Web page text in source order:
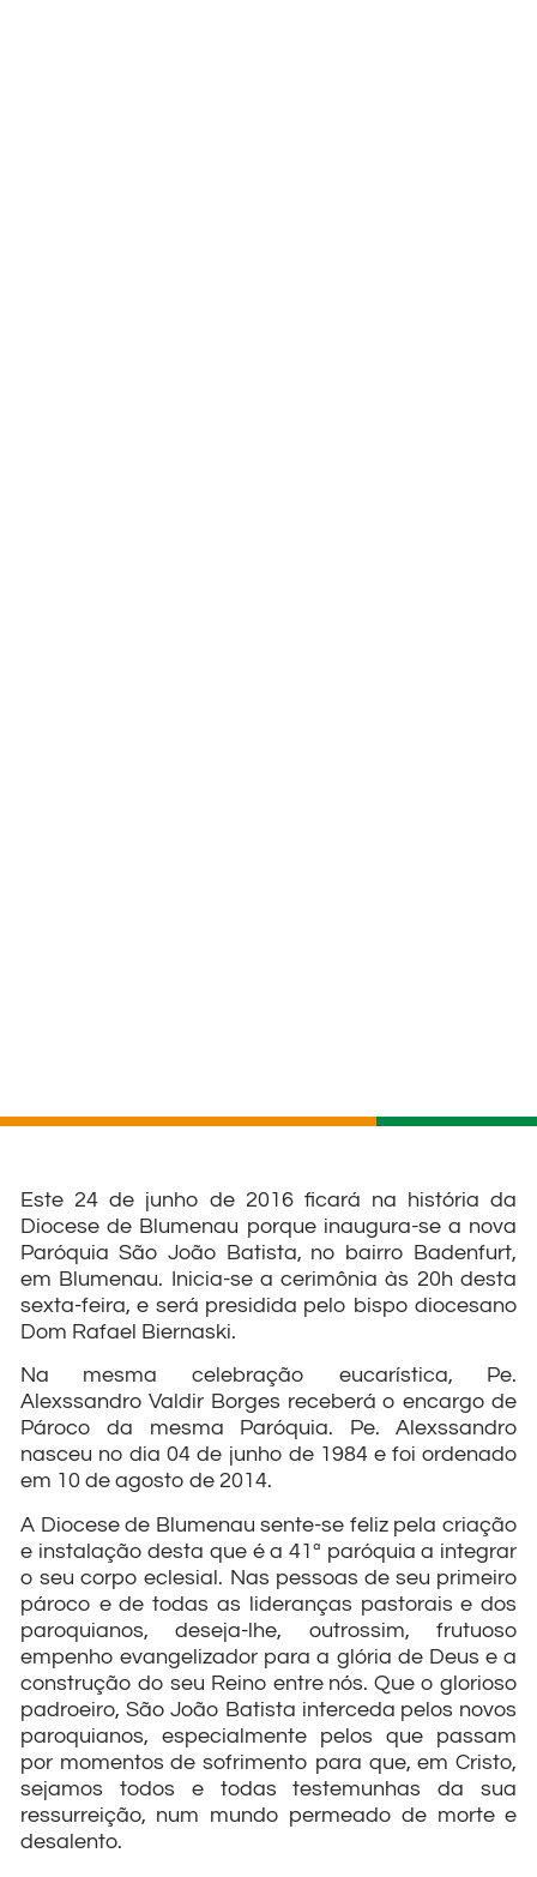
Este 24 de junho de 2016 ficará na história da
Diocese de Blumenau porque inaugura-se a nova
Paróquia São João Batista, no bairro Badenfurt,
em Blumenau. Inicia-se a cerimônia às 20h desta
sexta-feira, e será presidida pelo bispo diocesano
Dom Rafael Biernaski.
Na mesma celebração eucarística, Pe.
Alexssandro Valdir Borges receberá o encargo de
Pároco da mesma Paróquia. Pe. Alexssandro
nasceu no dia 04 de junho de 1984 e foi ordenado
em 10 de agosto de 2014.
A Diocese de Blumenau sente-se feliz pela criação
e instalação desta que é a 41ª paróquia a integrar
o seu corpo eclesial. Nas pessoas de seu primeiro
pároco e de todas as lideranças pastorais e dos
paroquianos, deseja-lhe, outrossim, frutuoso
empenho evangelizador para a glória de Deus e a
construção do seu Reino entre nós. Que o glorioso
padroeiro, São João Batista interceda pelos novos
paroquianos, especialmente pelos que passam
por momentos de sofrimento para que, em Cristo,
sejamos todos e todas testemunhas da sua
ressurreição, num mundo permeado de morte e
desalento.